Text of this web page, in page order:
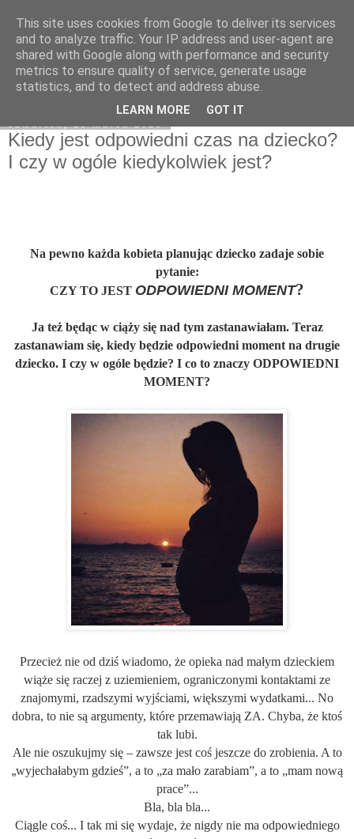
On My Way
Kiedy jest odpowiedni czas na dziecko?
I czy w ogóle kiedykolwiek jest?
Na pewno każda kobieta planując dziecko zadaje sobie
pytanie:
CZY TO JEST ODPOWIEDNI MOMENT?
Ja też będąc w ciąży się nad tym zastanawiałam. Teraz
zastanawiam się, kiedy będzie odpowiedni moment na drugie
dziecko. I czy w ogóle będzie? I co to znaczy ODPOWIEDNI
MOMENT?
Przecież nie od dziś wiadomo, że opieka nad małym dzieckiem
wiąże się raczej z uziemieniem, ograniczonymi kontaktami ze
znajomymi, rzadszymi wyjściami, większymi wydatkami... No
dobra, to nie są argumenty, które przemawiają ZA. Chyba, że ktoś
tak lubi.
Ale nie oszukujmy się – zawsze jest coś jeszcze do zrobienia. A to
„wyjechałabym gdzieś”, a to „za mało zarabiam”, a to „mam nową
prace”...
Bla, bla bla...
Ciągle coś... I tak mi się wydaje, że nigdy nie ma odpowiedniego
This site uses cookies from Google to deliver its services
and to analyze traffic. Your IP address and user-agent are
shared with Google along with performance and security
metrics to ensure quality of service, generate usage
statistics, and to detect and address abuse.
LEARN MORE GOT IT